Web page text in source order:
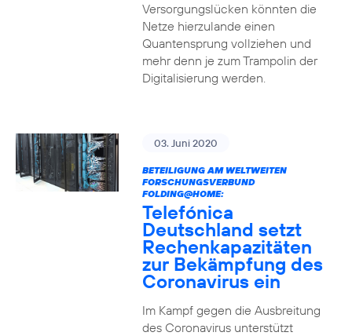
Versorgungslücken könnten die
Netze hierzulande einen
Quantensprung vollziehen und
mehr denn je zum Trampolin der
Digitalisierung werden.
03. Juni 2020
BETEILIGUNG AM WELTWEITEN
FORSCHUNGSVERBUND
FOLDING@HOME:
Telefónica
Deutschland setzt
Rechenkapazitäten
zur Bekämpfung des
Coronavirus ein
Im Kampf gegen die Ausbreitung
des Coronavirus unterstützt